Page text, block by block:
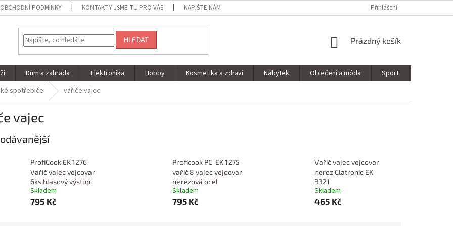
OBCHODNÍ PODMÍNKY KONTAKTY JSME TU PRO VÁS NAPIŠTE NÁM Přihlášení
HLEDAT
NÁKUPNÍ
Prázdný košík
Dům a zahrada Elektronika Hobby Kosmetika a zdraví Nábytek Oblečení a móda Sport
spotřebiče vařiče vajec
vajec
ProfiCook EK 1276
Vařič vajec vejcovar
6ks hlasový výstup
Skladem
795 Kč
Proficook PC-EK 1275
vařič 8 vajec vejcovar
nerezová ocel
Skladem
795 Kč
Vařič vajec vejcovar
nerez Clatronic EK
3321
Skladem
465 Kč